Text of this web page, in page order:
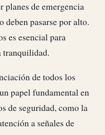
planes de emergencia
deben pasarse por alto.
es esencial para
tranquilidad.
de todos los
papel fundamental en
de seguridad, como la
a señales de